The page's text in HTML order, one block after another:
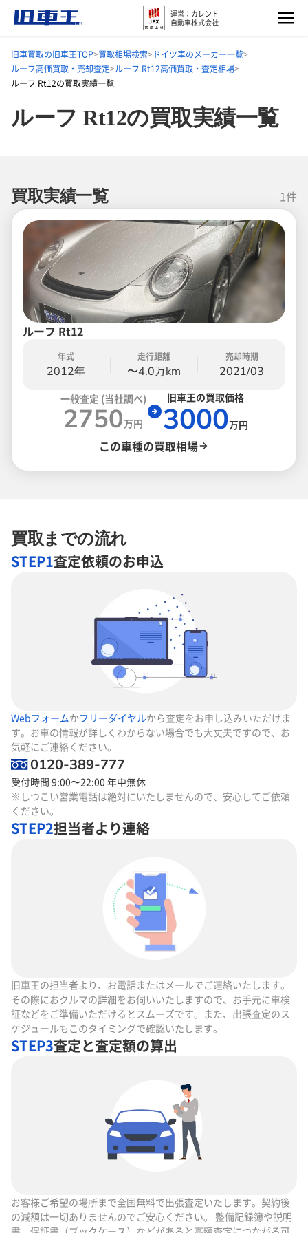
運営：カレント
自動車株式会社
旧車買取の旧車王TOP 買取相場検索 ドイツ車のメーカー一覧
ルーフ高価買取・売却査定 ルーフ Rt12高価買取・査定相場
ルーフ Rt12の買取実績一覧
ルーフ Rt12の買取実績一覧
買取実績一覧 1件
ルーフ Rt12
年式
2012年
走行距離
〜4.0万km
売却時期
2021/03
一般査定 (当社調べ)
2750万円
旧車王の買取価格
3000万円
この車種の買取相場
買取までの流れ
STEP1査定依頼のお申込
Webフォームかフリーダイヤルから査定をお申し込みいただけま
す。お車の情報が詳しくわからない場合でも大丈夫ですので、お
気軽にご連絡ください。
0120-389-777
受付時間 9:00〜22:00 年中無休
※しつこい営業電話は絶対にいたしませんので、安心してご依頼
ください。
STEP2担当者より連絡
旧車王の担当者より、お電話またはメールでご連絡いたします。
その際におクルマの詳細をお伺いいたしますので、お手元に車検
証などをご準備いただけるとスムーズです。また、出張査定のス
ケジュールもこのタイミングで確認いたします。
STEP3査定と査定額の算出
お客様ご希望の場所まで全国無料で出張査定いたします。契約後
の減額は一切ありませんのでご安心ください。 整備記録簿や説明